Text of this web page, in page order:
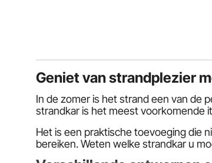
Geniet van strandplezier
In de zomer is het strand een van de
strandkar is het meest voorkomende
Het is een praktische toevoeging die
bereiken. Weten welke strandkar u